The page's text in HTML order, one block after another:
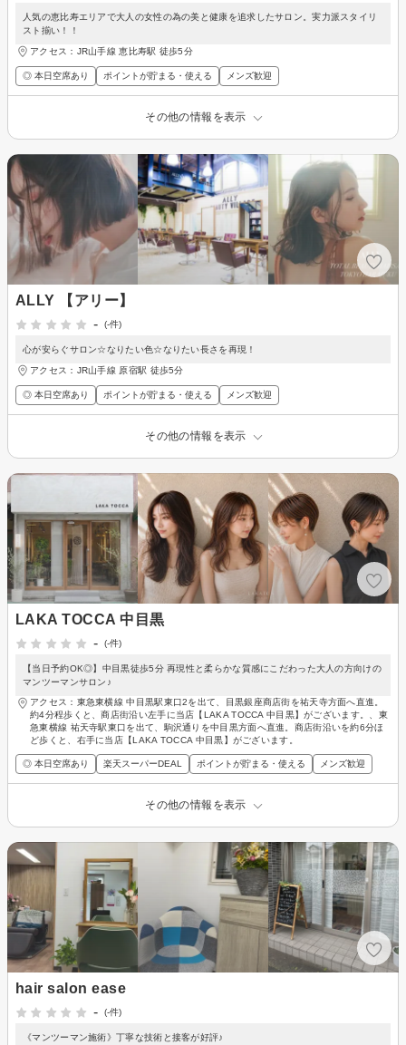
人気の恵比寿エリアで大人の女性の為の美と健康を追求したサロン。実力派スタイリ
スト揃い！！
アクセス：JR山手線 恵比寿駅 徒歩5分
◎ 本日空席あり ポイントが貯まる・使える メンズ歓迎
その他の情報を表示
ALLY 【アリー】
-
(-件)
心が安らぐサロン☆なりたい色☆なりたい長さを再現！
アクセス：JR山手線 原宿駅 徒歩5分
◎ 本日空席あり ポイントが貯まる・使える メンズ歓迎
その他の情報を表示
LAKA TOCCA 中目黒
-
(-件)
【当日予約OK◎】中目黒徒歩5分 再現性と柔らかな質感にこだわった大人の方向けの
マンツーマンサロン♪
アクセス：東急東横線 中目黒駅東口2を出て、目黒銀座商店街を祐天寺方面へ直進。
約4分程歩くと、商店街沿い左手に当店【LAKA TOCCA 中目黒】がございます。、東
急東横線 祐天寺駅東口を出て、駒沢通りを中目黒方面へ直進。商店街沿いを約6分ほ
ど歩くと、右手に当店【LAKA TOCCA 中目黒】がございます。
◎ 本日空席あり 楽天スーパーDEAL ポイントが貯まる・使える メンズ歓迎
その他の情報を表示
hair salon ease
-
(-件)
《マンツーマン施術》丁寧な技術と接客が好評♪